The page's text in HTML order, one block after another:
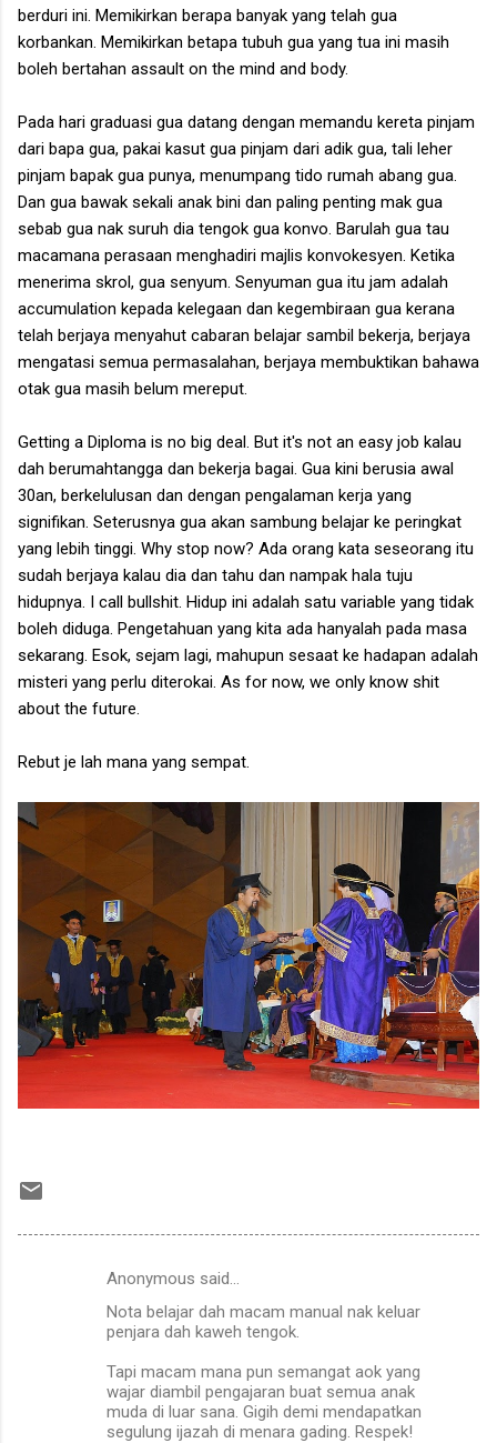
berduri ini. Memikirkan berapa banyak yang telah gua
korbankan. Memikirkan betapa tubuh gua yang tua ini masih
boleh bertahan assault on the mind and body.
Pada hari graduasi gua datang dengan memandu kereta pinjam
dari bapa gua, pakai kasut gua pinjam dari adik gua, tali leher
pinjam bapak gua punya, menumpang tido rumah abang gua.
Dan gua bawak sekali anak bini dan paling penting mak gua
sebab gua nak suruh dia tengok gua konvo. Barulah gua tau
macamana perasaan menghadiri majlis konvokesyen. Ketika
menerima skrol, gua senyum. Senyuman gua itu jam adalah
accumulation kepada kelegaan dan kegembiraan gua kerana
telah berjaya menyahut cabaran belajar sambil bekerja, berjaya
mengatasi semua permasalahan, berjaya membuktikan bahawa
otak gua masih belum mereput.
Getting a Diploma is no big deal. But it's not an easy job kalau
dah berumahtangga dan bekerja bagai. Gua kini berusia awal
30an, berkelulusan dan dengan pengalaman kerja yang
signifikan. Seterusnya gua akan sambung belajar ke peringkat
yang lebih tinggi. Why stop now? Ada orang kata seseorang itu
sudah berjaya kalau dia dan tahu dan nampak hala tuju
hidupnya. I call bullshit. Hidup ini adalah satu variable yang tidak
boleh diduga. Pengetahuan yang kita ada hanyalah pada masa
sekarang. Esok, sejam lagi, mahupun sesaat ke hadapan adalah
misteri yang perlu diterokai. As for now, we only know shit
about the future.
Rebut je lah mana yang sempat.
Anonymous said…
Nota belajar dah macam manual nak keluar
penjara dah kaweh tengok.
Tapi macam mana pun semangat aok yang
wajar diambil pengajaran buat semua anak
muda di luar sana. Gigih demi mendapatkan
segulung ijazah di menara gading. Respek!